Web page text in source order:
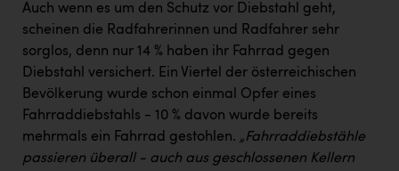
Auch wenn es um den Schutz vor Diebstahl geht,
scheinen die Radfahrerinnen und Radfahrer sehr
sorglos, denn nur 14 % haben ihr Fahrrad gegen
Diebstahl versichert. Ein Viertel der österreichischen
Bevölkerung wurde schon einmal Opfer eines
Fahrraddiebstahls - 10 % davon wurde bereits
mehrmals ein Fahrrad gestohlen. „Fahrraddiebstähle
passieren überall - auch aus geschlossenen Kellern